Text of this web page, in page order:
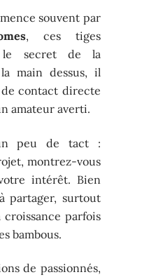
souvent par
, ces tiges
le secret de la
main dessus, il
de contact directe
amateur averti.
peu de tact :
montrez-vous
intérêt. Bien
partager, surtout
parfois
bambous.
de passionnés,